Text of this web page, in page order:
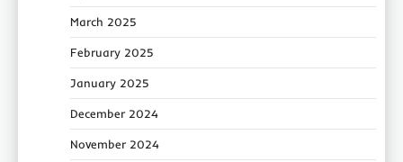
March 2025
February 2025
January 2025
December 2024
November 2024